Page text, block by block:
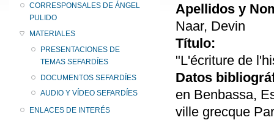
CORRESPONSALES DE ÁNGEL
PULIDO
MATERIALES
PRESENTACIONES DE
TEMAS SEFARDÍES
DOCUMENTOS SEFARDÍES
AUDIO Y VÍDEO SEFARDÍES
ENLACES DE INTERÉS
Apellidos y
Naar, Devin
Título:
"L'écriture de
Datos
en Benbassa,
ville grecque